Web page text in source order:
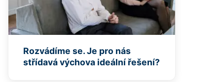
Rozvádíme se. Je pro nás
střídavá výchova ideální řešení?